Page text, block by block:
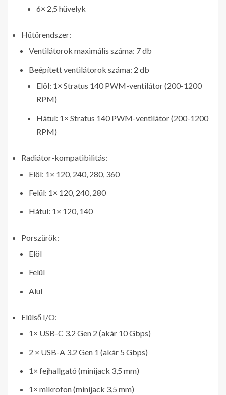
6× 2,5 hüvelyk
Hűtőrendszer:
Ventilátorok maximális száma: 7 db
Beépített ventilátorok száma: 2 db
Elöl: 1× Stratus 140 PWM-ventilátor (200-1200
RPM)
Hátul: 1× Stratus 140 PWM-ventilátor (200-1200
RPM)
Radiátor-kompatibilitás:
Elöl: 1× 120, 240, 280, 360
Felül: 1× 120, 240, 280
Hátul: 1× 120, 140
Porszűrők:
Elöl
Felül
Alul
Elülső I/O:
1× USB-C 3.2 Gen 2 (akár 10 Gbps)
2 × USB-A 3.2 Gen 1 (akár 5 Gbps)
1× fejhallgató (minijack 3,5 mm)
1× mikrofon (minijack 3,5 mm)